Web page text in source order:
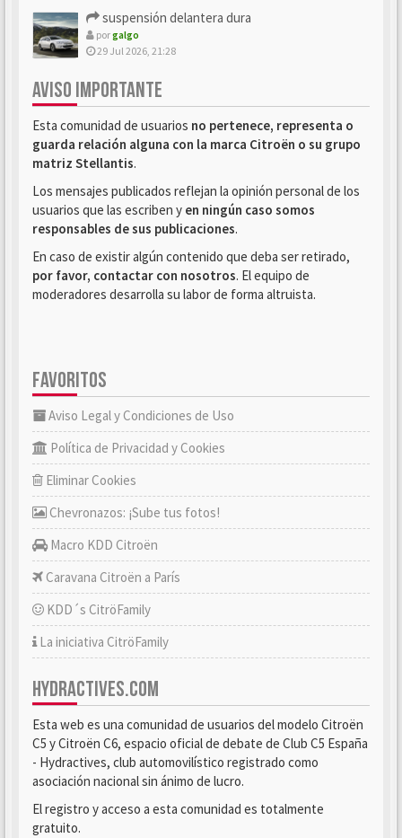
suspensión delantera dura
porgalgo
29 Jul 2026, 21:28
AVISO IMPORTANTE
Esta comunidad de usuarios no pertenece, representa o
guarda relación alguna con la marca Citroën o su grupo
matriz Stellantis.
Los mensajes publicados reflejan la opinión personal de los
usuarios que las escriben y en ningún caso somos
responsables de sus publicaciones.
En caso de existir algún contenido que deba ser retirado,
por favor, contactar con nosotros. El equipo de
moderadores desarrolla su labor de forma altruista.
FAVORITOS
Aviso Legal y Condiciones de Uso
Política de Privacidad y Cookies
Eliminar Cookies
Chevronazos: ¡Sube tus fotos!
Macro KDD Citroën
Caravana Citroën a París
KDD´s CitröFamily
La iniciativa CitröFamily
HYDRACTIVES.COM
Esta web es una comunidad de usuarios del modelo Citroën
C5 y Citroën C6, espacio oficial de debate de Club C5 España
- Hydractives, club automovilístico registrado como
asociación nacional sin ánimo de lucro.
El registro y acceso a esta comunidad es totalmente
gratuito.